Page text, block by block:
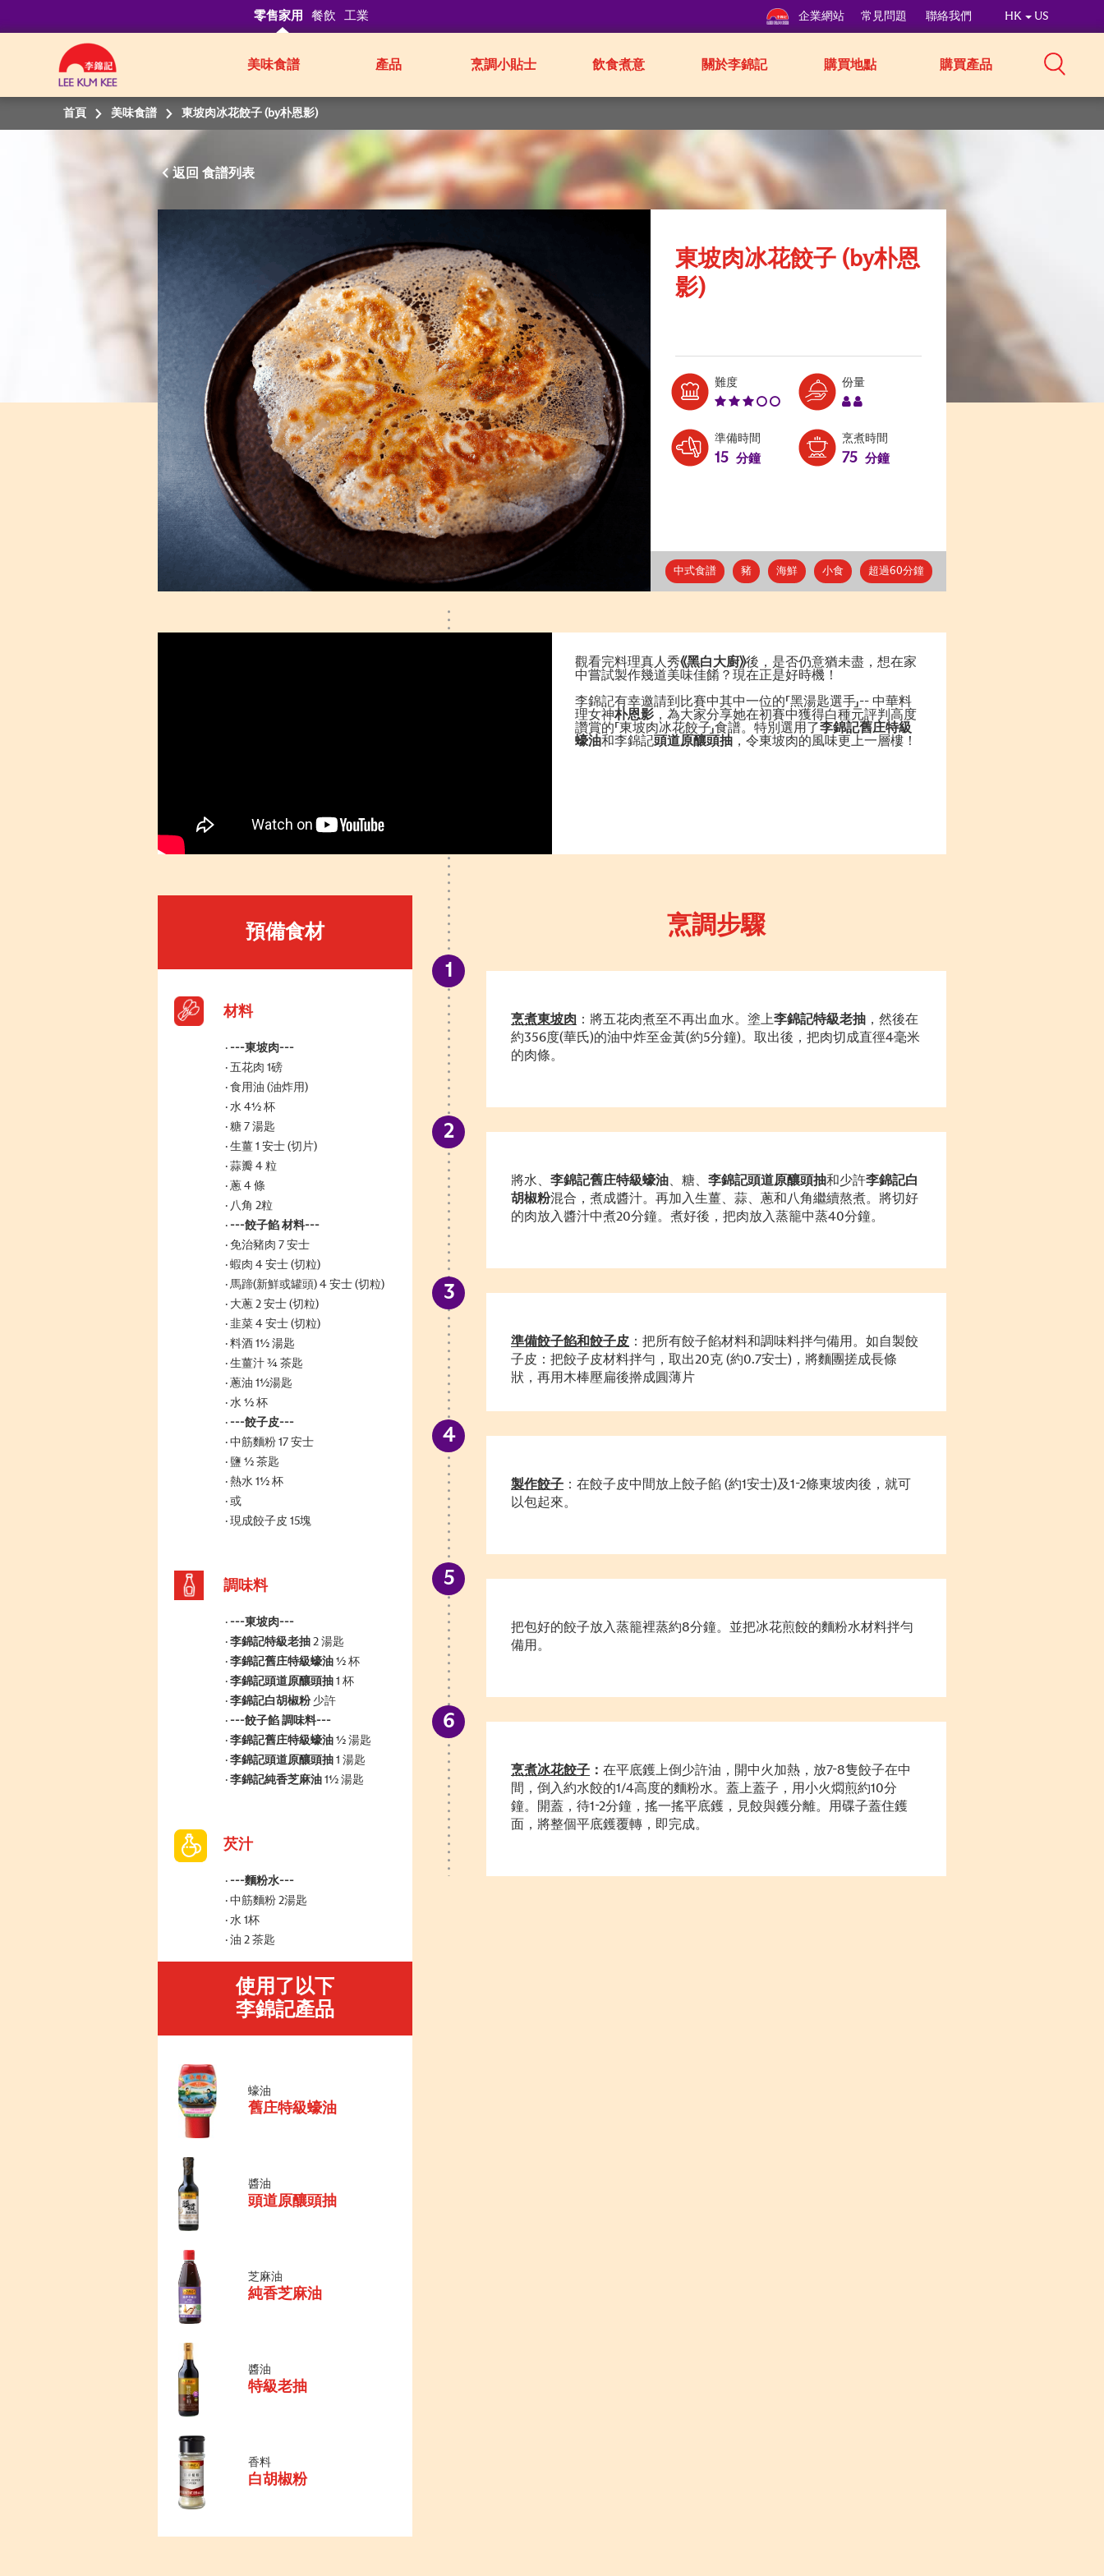
零售家用 餐飲 工業 企業網站 常見問題 聯絡我們 HK US
美味食譜 產品 烹調小貼士 飲食煮意 關於李錦記 購買地點 購買產品
首頁 美味食譜 東坡肉冰花餃子 (by朴恩影)
返回
東坡肉冰花餃子 (by朴恩
影)
難度Level:
份量Serves:
準備時間
15 分鐘
烹煮時間
75 分鐘
中式食譜 豬 海鮮 小食 超過60分鐘
觀看完料理真人秀《黑白大廚》後，是否仍意猶未盡，想在家
中嘗試製作幾道美味佳餚？現在正是好時機！
李錦記有幸邀請到比賽中其中一位的「黑湯匙選手」-- 中華料
理女神朴恩影 ，為大家分享她在初賽中獲得白種元評判高度
讚賞的「東坡肉冰花餃子」食譜。特別選用了李錦記舊庄特級
蠔油和李錦記頭道原釀頭抽 ，令東坡肉的風味更上一層樓！
預備食材
材料
---東坡肉---
五花肉 1磅
食用油 (油炸用)
水 4½ 杯
糖 7 湯匙
生薑 1 安士 (切片)
蒜瓣 4 粒
蔥 4 條
八角 2粒
---餃子餡 材料---
免治豬肉 7 安士
蝦肉 4 安士 (切粒)
馬蹄(新鮮或罐頭) 4 安士 (切粒)
大蔥 2 安士 (切粒)
韭菜 4 安士 (切粒)
料酒 1½ 湯匙
生薑汁 ¾ 茶匙
蔥油 1½湯匙
水 ½ 杯
---餃子皮---
中筋麵粉 17 安士
鹽 ½ 茶匙
熱水 1½ 杯
或
現成餃子皮 15塊
調味料
---東坡肉---
李錦記特級老抽 2 湯匙
李錦記舊庄特級蠔油 ½ 杯
李錦記頭道原釀頭抽 1 杯
李錦記白胡椒粉少許
---餃子餡 調味料---
李錦記舊庄特級蠔油 ½ 湯匙
李錦記頭道原釀頭抽 1 湯匙
李錦記純香芝麻油 1½ 湯匙
芡汁
---麵粉水---
中筋麵粉 2湯匙
水 1杯
油 2 茶匙
使用了以下
李錦記產品
蠔油
舊庄特級蠔油
醬油
頭道原釀頭抽
芝麻油
純香芝麻油
醬油
特級老抽
香料
白胡椒粉
烹調步驟
烹煮東坡肉 ：將五花肉煮至不再出血水。塗上李錦記特級老抽 ，然後在
約356度(華氏)的油中炸至金黃(約5分鐘)。取出後，把肉切成直徑4毫米
的肉條。
將水、 李錦記舊庄特級蠔油 、糖、 李錦記頭道原釀頭抽和少許李錦記白
胡椒粉混合，煮成醬汁。再加入生薑、蒜、蔥和八角繼續熬煮。將切好
的肉放入醬汁中煮20分鐘。煮好後，把肉放入蒸籠中蒸40分鐘。
準備餃子餡和餃子皮 ：把所有餃子餡材料和調味料拌勻備用。如自製餃
子皮：把餃子皮材料拌勻，取出20克 (約0.7安士)，將麵團搓成長條
狀，再用木棒壓扁後擀成圓薄片
製作餃子 ：在餃子皮中間放上餃子餡 (約1安士)及1-2條東坡肉後，就可
以包起來。
把包好的餃子放入蒸籠裡蒸約8分鐘。並把冰花煎餃的麵粉水材料拌勻
備用。
烹煮冰花餃子 ： 在平底鑊上倒少許油，開中火加熱，放7-8隻餃子在中
間，倒入約水餃的1/4高度的麵粉水。蓋上蓋子，用小火燜煎約10分
鐘。開蓋，待1-2分鐘，搖一搖平底鑊，見餃與鑊分離。用碟子蓋住鑊
面，將整個平底鑊覆轉，即完成。